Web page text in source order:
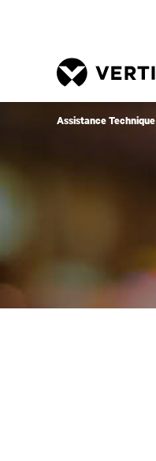
Assistance Technique